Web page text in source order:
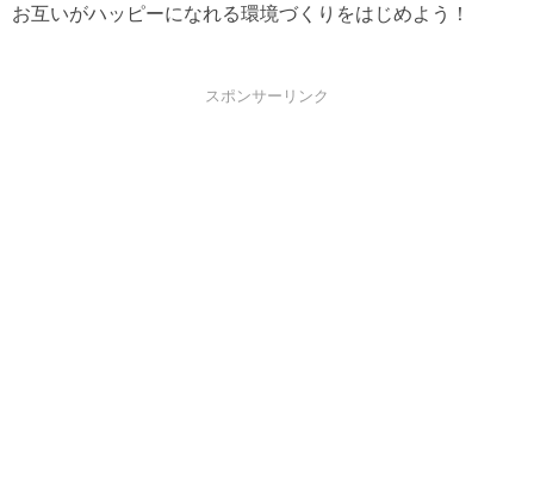
お互いがハッピーになれる環境づくりをはじめよう！
スポンサーリンク